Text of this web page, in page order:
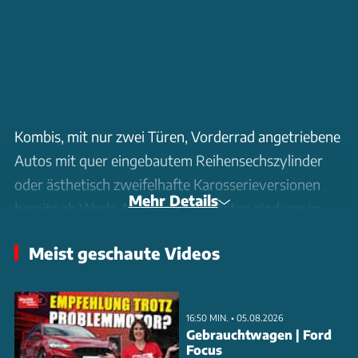
Kombis, mit nur zwei Türen, Vorderrad angetriebene
Autos mit quer eingebautem Reihensechszylinder
oder ästhetisch zweifelhafte Karosserieversionen
bereits ab Werk: All diese Kuriositäten sind uns in
begegnet. Doch durchsetzen konnten sie sich
schauen auf sechs Fahrzeuge mit vergessenen
Seltsamkeiten.
Mehr Details
Meist geschaute Videos
16:50 MIN. • 05.08.2026
Gebrauchtwagen | Ford
Focus